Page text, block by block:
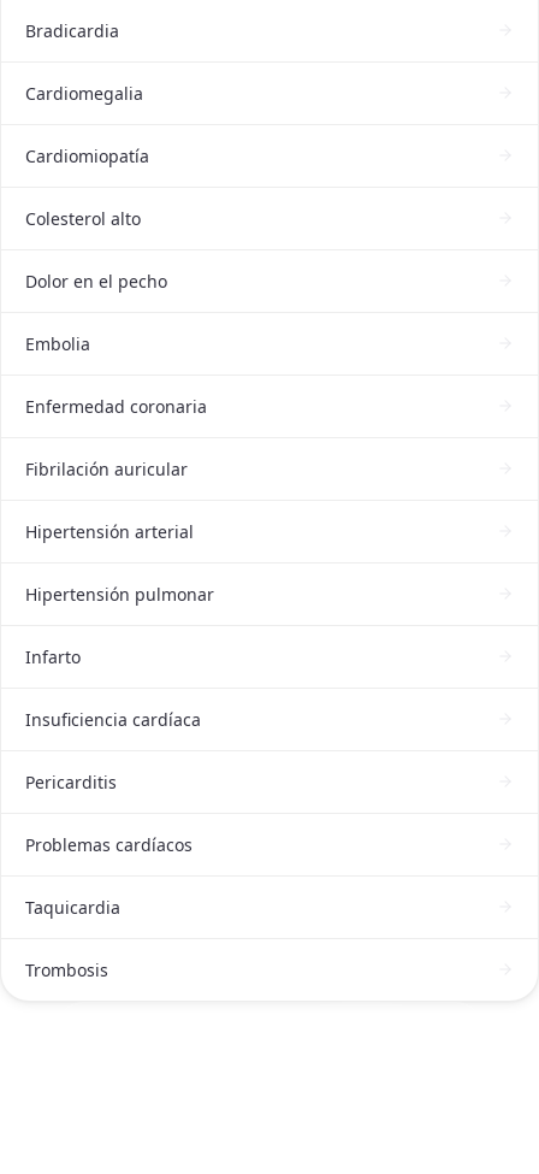
Bradicardia
Cardiomegalia
Cardiomiopatía
Colesterol alto
Dolor en el pecho
Embolia
Enfermedad coronaria
Fibrilación auricular
Hipertensión arterial
Hipertensión pulmonar
Infarto
Insuficiencia cardíaca
Pericarditis
Problemas cardíacos
Taquicardia
Trombosis